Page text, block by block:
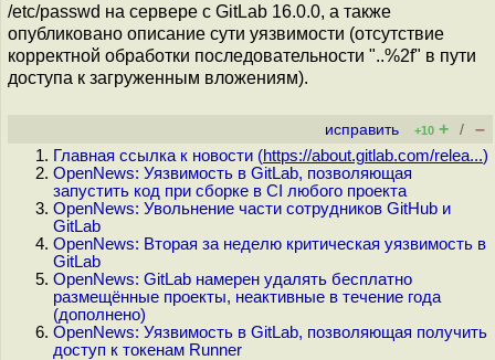
/etc/passwd на сервере с GitLab 16.0.0, а также
опубликовано описание сути уязвимости (отсутствие
корректной обработки последовательности "..%2f" в пути
доступа к загруженным вложениям).
исправить +10 + / –
Главная ссылка к новости (https://about.gitlab.com/relea...)
OpenNews: Уязвимость в GitLab, позволяющая
запустить код при сборке в CI любого проекта
OpenNews: Увольнение части сотрудников GitHub и
GitLab
OpenNews: Вторая за неделю критическая уязвимость в
GitLab
OpenNews: GitLab намерен удалять бесплатно
размещённые проекты, неактивные в течение года
(дополнено)
OpenNews: Уязвимость в GitLab, позволяющая получить
доступ к токенам Runner